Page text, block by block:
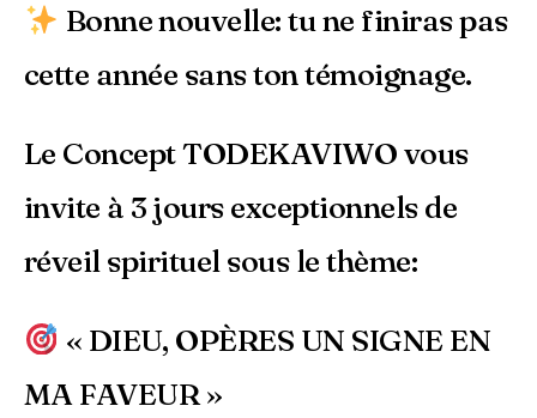
Bonne nouvelle: tu ne finiras pas
cette année sans ton témoignage.
Le Concept TODEKAVIWO vous
invite à 3 jours exceptionnels de
réveil spirituel sous le thème:
« DIEU, OPÈRES UN SIGNE EN
MA FAVEUR »